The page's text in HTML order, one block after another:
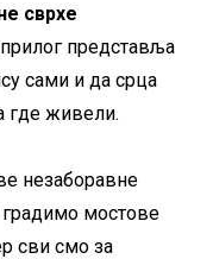
сврхе
представља
сами и да срца
где живели.
незаборавне
мостове
сви смо за